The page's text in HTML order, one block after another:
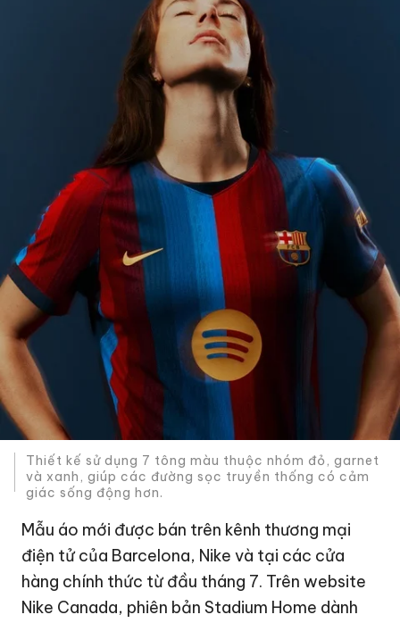
Thiết kế sử dụng 7 tông màu thuộc nhóm đỏ, garnet
và xanh, giúp các đường sọc truyền thống có cảm
giác sống động hơn.
Mẫu áo mới được bán trên kênh thương mại
điện tử của Barcelona, Nike và tại các cửa
hàng chính thức từ đầu tháng 7. Trên website
Nike Canada, phiên bản Stadium Home dành